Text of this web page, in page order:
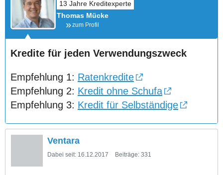
Thomas Mücke
zum Profil
Kredite für jeden Verwendungszweck
Empfehlung 1: Ratenkredite
Empfehlung 2: Kredit ohne Schufa
Empfehlung 3: Kredit für Selbständige
Ventara
Dabei seit: 16.12.2017 Beiträge: 331